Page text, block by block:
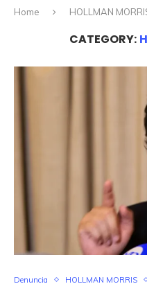
Home HOLLMAN
CATEGORY:
Denuncia HOLLMAN MORRIS